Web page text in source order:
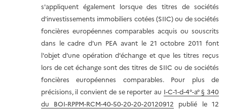
s'appliquent également lorsque des titres de sociétés
d'investissements immobiliers cotées (SIIC) ou de sociétés
foncières européennes comparables acquis ou souscrits
dans le cadre d'un PEA avant le 21 octobre 2011 font
l'objet d'une opération d'échange et que les titres reçus
lors de cet échange sont des titres de SIIC ou de sociétés
foncières européennes comparables. Pour plus de
précisions, il convient de se reporter au I-C-1-d-4°-a° § 340
du BOI-RPPM-RCM-40-50-20-20-20120912 publié le 12